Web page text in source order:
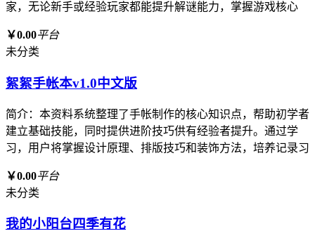
家，无论新手或经验玩家都能提升解谜能力，掌握游戏核心
￥0.00平台
未分类
絮絮手帐本v1.0中文版
简介：本资料系统整理了手帐制作的核心知识点，帮助初学者
建立基础技能，同时提供进阶技巧供有经验者提升。通过学
习，用户将掌握设计原理、排版技巧和装饰方法，培养记录习
￥0.00平台
未分类
我的小阳台四季有花